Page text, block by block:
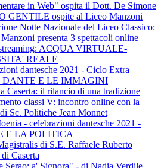
in Web" ospita il Dott. De Simone
GENTILE ospite al Liceo Manzoni
Notte Nazionale del Liceo Classico:
presenta 3 spettacoli online
ACQUA VIRTUALE-
REALE
dantesche 2021 - Ciclo Extra
DANTE E LE IMMAGINI
Caserta: il rilancio di una tradizione
classi V: incontro online con la
Sc. Politiche Jean Monnet
- celebrazioni dantesche 2021 -
E LA POLITICA
di S.E. Raffaele Ruberto
Caserta